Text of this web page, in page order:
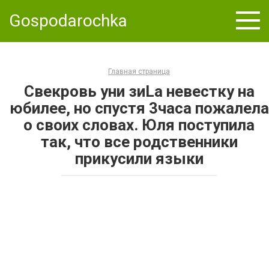
Gospodarochka
Главная страница
Свекровь уни зиLа невестку на
юбилее, но спустя 3часа пожалела
о своих словах. Юля поступила
так, что все родственники
прикусили языки